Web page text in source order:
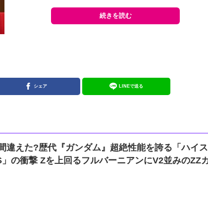
続きを読む
シェア LINEで送る
違えた?歴代『ガンダム』超絶性能を誇る「ハイス
ニアンにV2並みのZZガ